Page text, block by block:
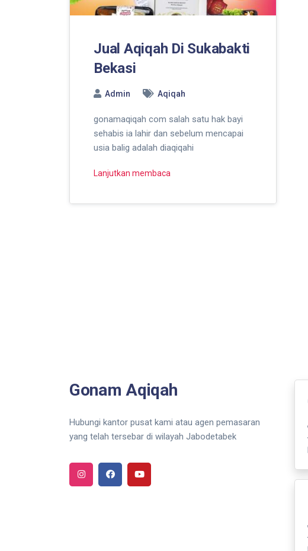
Jual Aqiqah Di Sukabakti
Bekasi
Admin Aqiqah
gonamaqiqah com salah satu hak bayi
sehabis ia lahir dan sebelum mencapai
usia balig adalah diaqiqahi
Lanjutkan membaca
Gonam Aqiqah
Hubungi kantor pusat kami atau agen pemasaran
yang telah tersebar di wilayah Jabodetabek